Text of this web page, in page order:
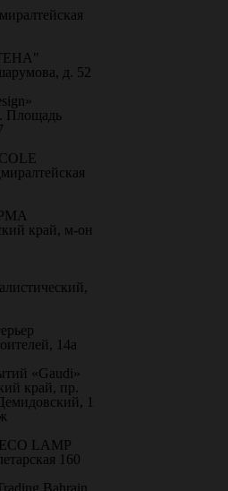
д. 52
Площадь
край, м-он
14а
«Gaudi»
край, пр.
1
LAMP
160
Bahrain